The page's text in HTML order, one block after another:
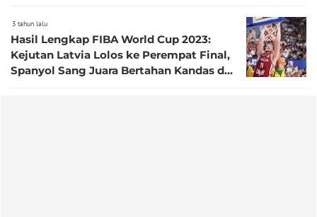
3 tahun lalu
Hasil Lengkap FIBA World Cup 2023:
Kejutan Latvia Lolos ke Perempat Final,
Spanyol Sang Juara Bertahan Kandas di